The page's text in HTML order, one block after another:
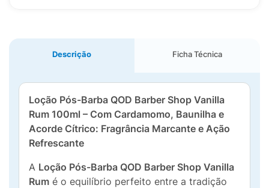
Descrição Ficha Técnica
Loção Pós-Barba QOD Barber Shop Vanilla
Rum 100ml – Com Cardamomo, Baunilha e
Acorde Cítrico: Fragrância Marcante e Ação
Refrescante
A Loção Pós-Barba QOD Barber Shop Vanilla
Rum é o equilíbrio perfeito entre a tradição